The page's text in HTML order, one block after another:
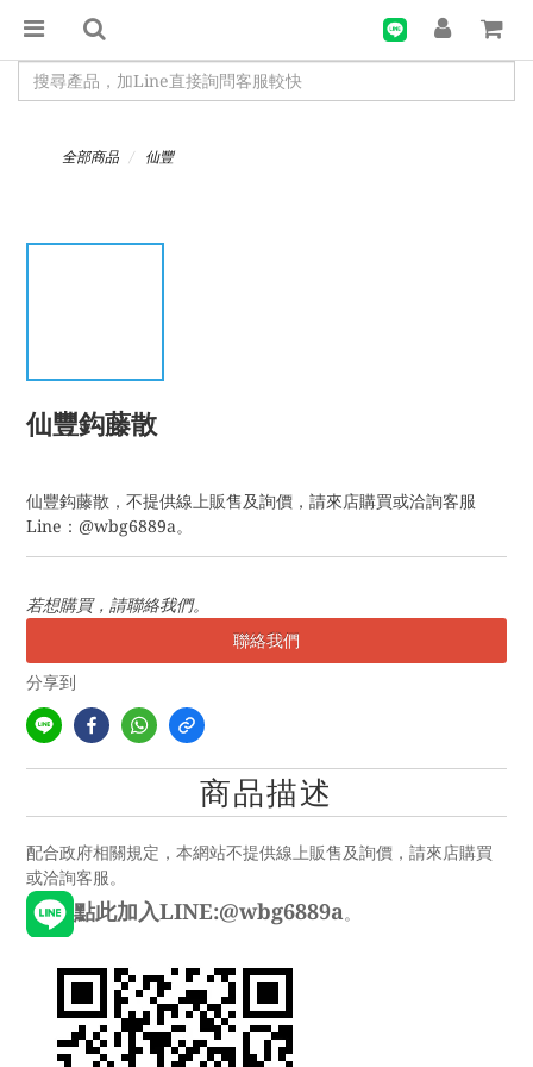
全部商品 仙豐
仙豐鈎藤散
仙豐鈎藤散，不提供線上販售及詢價，請來店購買或洽詢客服
Line：@wbg6889a。
若想購買，請聯絡我們。
聯絡我們
分享到
商品描述
配合政府相關規定，本網站不提供線上販售及詢價，請來店購買
或洽詢客服。
點此加入LINE:@wbg6889a。